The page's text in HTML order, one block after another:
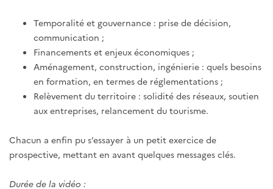
Temporalité et gouvernance : prise de décision,
communication ;
Financements et enjeux économiques ;
Aménagement, construction, ingénierie : quels besoins
en formation, en termes de réglementations ;
Relèvement du territoire : solidité des réseaux, soutien
aux entreprises, relancement du tourisme.
Chacun a enfin pu s’essayer à un petit exercice de
prospective, mettant en avant quelques messages clés.
Durée de la vidéo :